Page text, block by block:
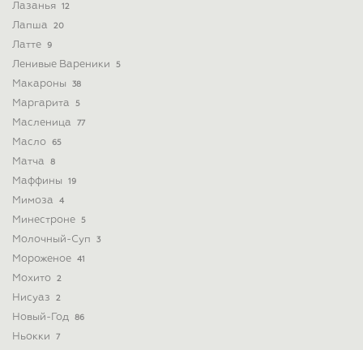
Лазанья 12
Лапша 20
Латте 9
Ленивые Вареники 5
Макароны 38
Маргарита 5
Масленица 77
Масло 65
Матча 8
Маффины 19
Мимоза 4
Минестроне 5
Молочный-Суп 3
Мороженое 41
Мохито 2
Нисуаз 2
Новый-Год 86
Ньокки 7